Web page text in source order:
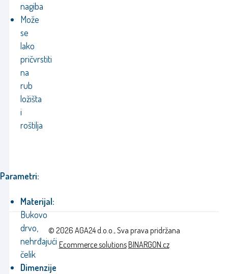
nagiba
Može
se
lako
pričvrstiti
na
rub
ložišta
i
roštilja
Parametri:
Materijal:
Bukovo
drvo,
nehrđajući
čelik
Dimenzije
© 2026 AGA24 d.o.o., Sva prava pridržana
Ecommerce solutionsBINARGON.cz